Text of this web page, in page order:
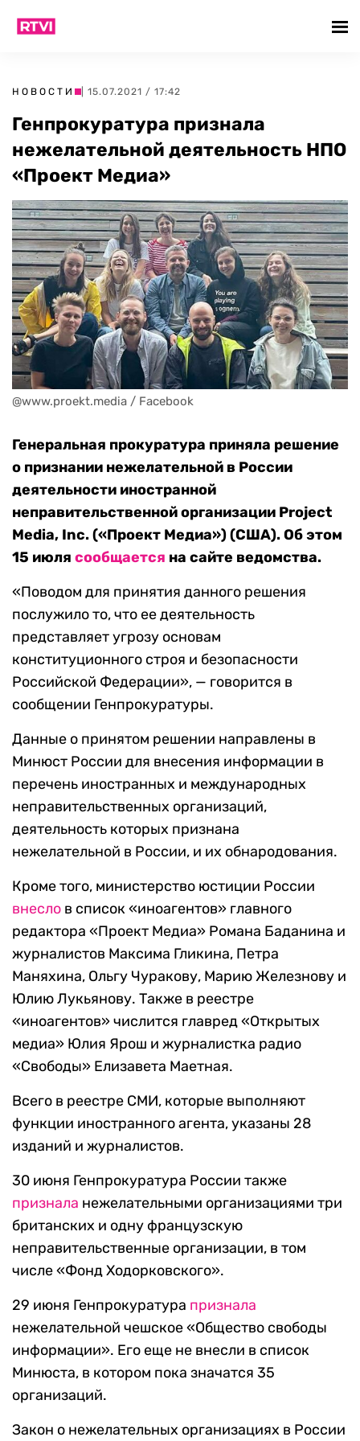
НОВОСТИ | 15.07.2021 / 17:42
Генпрокуратура признала
нежелательной деятельность НПО
«Проект Медиа»
@www.proekt.media / Facebook
Генеральная прокуратура приняла решение
о признании нежелательной в России
деятельности иностранной
неправительственной организации Project
Media, Inc. («Проект Медиа») (США). Об этом
15 июля сообщается на сайте ведомства.
«Поводом для принятия данного решения
послужило то, что ее деятельность
представляет угрозу основам
конституционного строя и безопасности
Российской Федерации», — говорится в
сообщении Генпрокуратуры.
Данные о принятом решении направлены в
Минюст России для внесения информации в
перечень иностранных и международных
неправительственных организаций,
деятельность которых признана
нежелательной в России, и их обнародования.
Кроме того, министерство юстиции России
внесло в список «иноагентов» главного
редактора «Проект Медиа» Романа Баданина и
журналистов Максима Гликина, Петра
Маняхина, Ольгу Чуракову, Марию Железнову и
Юлию Лукьянову. Также в реестре
«иноагентов» числится главред «Открытых
медиа» Юлия Ярош и журналистка радио
«Свободы» Елизавета Маетная.
Всего в реестре СМИ, которые выполняют
функции иностранного агента, указаны 28
изданий и журналистов.
30 июня Генпрокуратура России также
признала нежелательными организациями три
британских и одну французскую
неправительственные организации, в том
числе «Фонд Ходорковского».
29 июня Генпрокуратура признала
нежелательной чешское «Общество свободы
информации». Его еще не внесли в список
Минюста, в котором пока значатся 35
организаций.
Закон о нежелательных организациях в России